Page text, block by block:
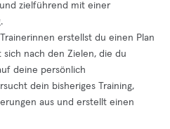
zielführend mit einer
erstellst du einen Plan
nach den Zielen, die du
deine persönlich
dein bisheriges Training,
aus und erstellt einen